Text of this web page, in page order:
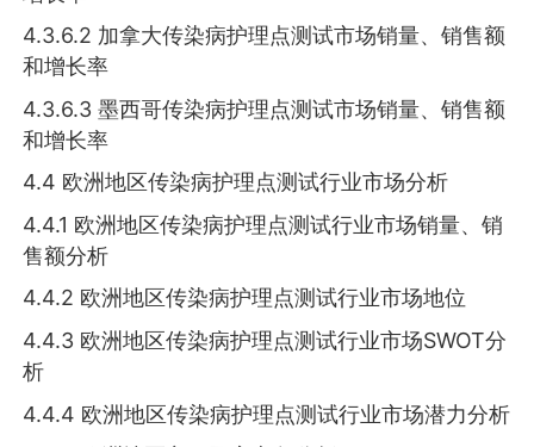
4.3.6.2 加拿大传染病护理点测试市场销量、销售额
和增长率
4.3.6.3 墨西哥传染病护理点测试市场销量、销售额
和增长率
4.4 欧洲地区传染病护理点测试行业市场分析
4.4.1 欧洲地区传染病护理点测试行业市场销量、销
售额分析
4.4.2 欧洲地区传染病护理点测试行业市场地位
4.4.3 欧洲地区传染病护理点测试行业市场SWOT分
析
4.4.4 欧洲地区传染病护理点测试行业市场潜力分析